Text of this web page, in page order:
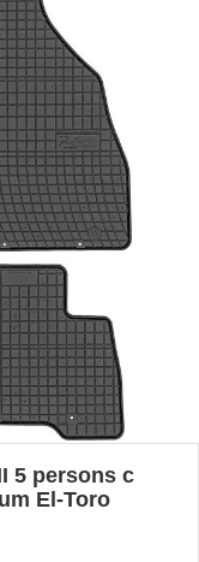
5 persons c
El-Toro